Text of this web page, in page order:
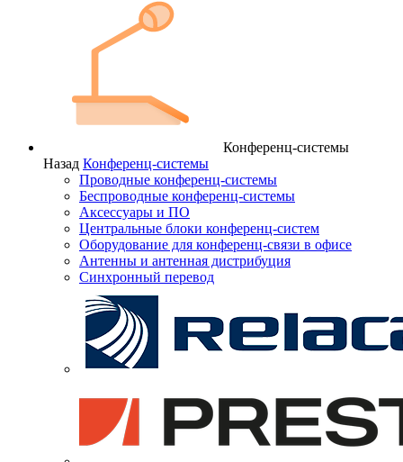
Конференц-системы
Назад Конференц-системы
Проводные конференц-системы
Беспроводные конференц-системы
Аксессуары и ПО
Центральные блоки конференц-систем
Оборудование для конференц-связи в офисе
Антенны и антенная дистрибуция
Синхронный перевод